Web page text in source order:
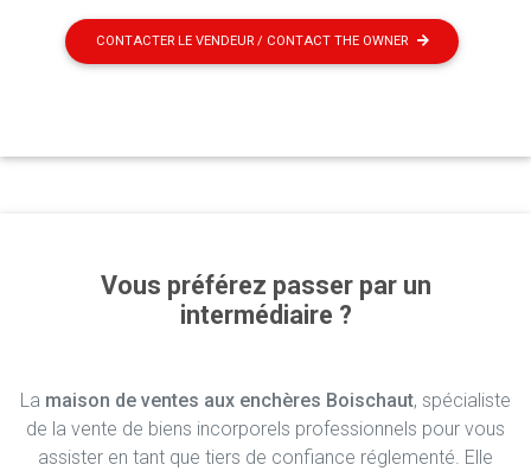
CONTACTER LE VENDEUR / CONTACT THE OWNER
Vous préférez passer par un
intermédiaire ?
La maison de ventes aux enchères Boischaut, spécialiste
de la vente de biens incorporels professionnels pour vous
assister en tant que tiers de confiance réglementé. Elle